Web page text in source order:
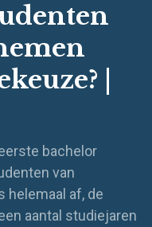
|
bachelor
van
helemaal af, de
aantal studiejaren